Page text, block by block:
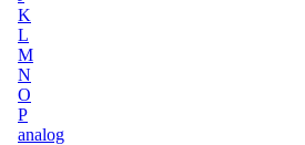
K
L
M
N
O
P
analog